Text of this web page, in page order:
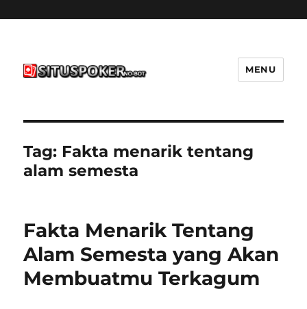
MENU
Tag: Fakta menarik tentang
alam semesta
Fakta Menarik Tentang
Alam Semesta yang Akan
Membuatmu Terkagum